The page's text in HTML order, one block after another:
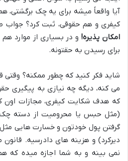
آیا واقعاً میشه برای یه چک برگشتی،
کیفری و هم حقوقی، ثبت کرد؟ جواب
امکان پذیره!و در بسیاری از موارد هم
برای رسیدن به حقتونه.
شاید فکر کنید که چطور ممکنه؟ وقتی
می کنه، دیگه چه نیازی به پیگیری
که هدف شکایت کیفری، مجازات
(مثل حبس یا محرومیت از دسته
گرفتن پول خودتون و خسارت هایی
دیرکرد) و هزینه های دادرسیه.
نمی بینه و به شما اجازه میده که